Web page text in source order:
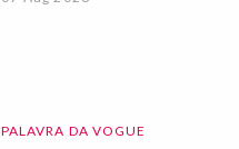
PALAVRA DA VOGUE